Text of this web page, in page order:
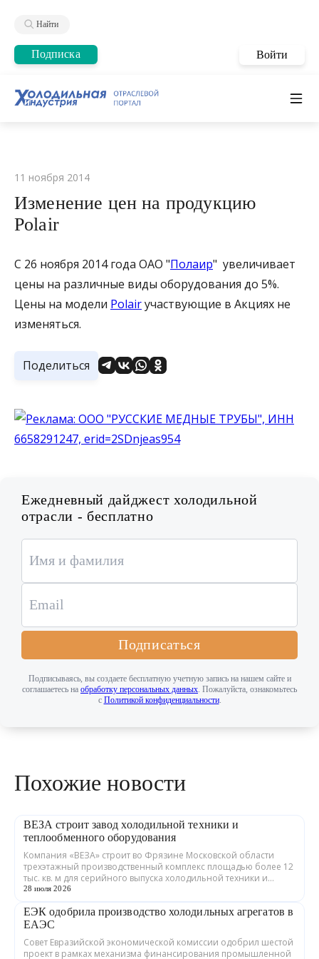
Найти
Подписка Войти
11 ноября 2014
Изменение цен на продукцию
Polair
C 26 ноября 2014 года ОАО "Полаир" увеличивает
цены на различные виды оборудования до 5%.
Цены на модели Polairучаствующие в Акциях не
изменяться.
Поделиться
Ежедневный дайджест холодильной
отрасли - бесплатно
Подписаться
Подписываясь, вы создаете бесплатную учетную запись на нашем сайте и
соглашаетесь на обработку персональных данных . Пожалуйста, ознакомьтесь
с Политикой конфиденциальности.
Похожие новости
ВЕЗА строит завод холодильной техники и
теплообменного оборудования
Компания «ВЕЗА» строит во Фрязине Московской области
трехэтажный производственный комплекс площадью более 12
тыс. кв. м для серийного выпуска холодильной техники и
теплообменного оборудования. ...
28 июля 2026
ЕЭК одобрила производство холодильных агрегатов в
ЕАЭС
Совет Евразийской экономической комиссии одобрил шестой
проект в рамках механизма финансирования промышленной